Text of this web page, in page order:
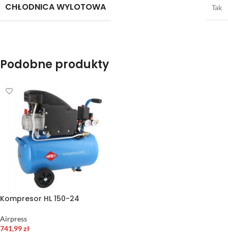
CHŁODNICA WYLOTOWA Tak
Podobne produkty
Kompresor HL 150-24
Airpress
741,99zł